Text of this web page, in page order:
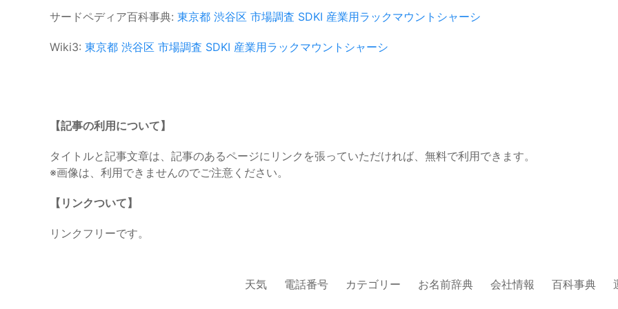
サードペディア百科事典: 東京都 渋谷区 市場調査 SDKI 産業用ラックマウントシャーシ
Wiki3: 東京都 渋谷区 市場調査 SDKI 産業用ラックマウントシャーシ
【記事の利用について】
タイトルと記事文章は、記事のあるページにリンクを張っていただければ、無料で利用できます。
※画像は、利用できませんのでご注意ください。
【リンクついて】
リンクフリーです。
天気 電話番号 カテゴリー お名前辞典 会社情報 百科事典